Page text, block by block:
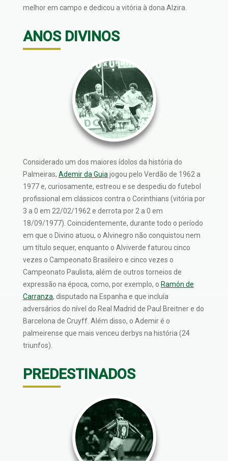
melhor em campo e dedicou a vitória à dona Alzira.
ANOS DIVINOS
Considerado um dos maiores ídolos da história do
Palmeiras, Ademir da Guia jogou pelo Verdão de 1962 a
1977 e, curiosamente, estreou e se despediu do futebol
profissional em clássicos contra o Corinthians (vitória por
3 a 0 em 22/02/1962 e derrota por 2 a 0 em
18/09/1977). Coincidentemente, durante todo o período
em que o Divino atuou, o Alvinegro não conquistou nem
um título sequer, enquanto o Alviverde faturou cinco
vezes o Campeonato Brasileiro e cinco vezes o
Campeonato Paulista, além de outros torneios de
expressão na época, como, por exemplo, o Ramón de
Carranza, disputado na Espanha e que incluía
adversários do nível do Real Madrid de Paul Breitner e do
Barcelona de Cruyff. Além disso, o Ademir é o
palmeirense que mais venceu derbys na história (24
triunfos).
PREDESTINADOS